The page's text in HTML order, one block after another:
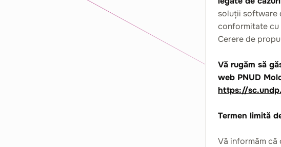
soluții software
conformitate cu
Cerere de
Vă rugăm să
web PNUD
https://
Termen limită
Vă informăm